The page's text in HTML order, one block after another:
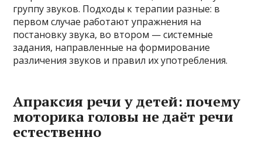
группу звуков. Подходы к терапии разные: в
первом случае работают упражнения на
постановку звука, во втором — системные
задания, направленные на формирование
различения звуков и правил их употребления.
Апраксия речи у детей: почему
моторика головы не даёт речи
естественно